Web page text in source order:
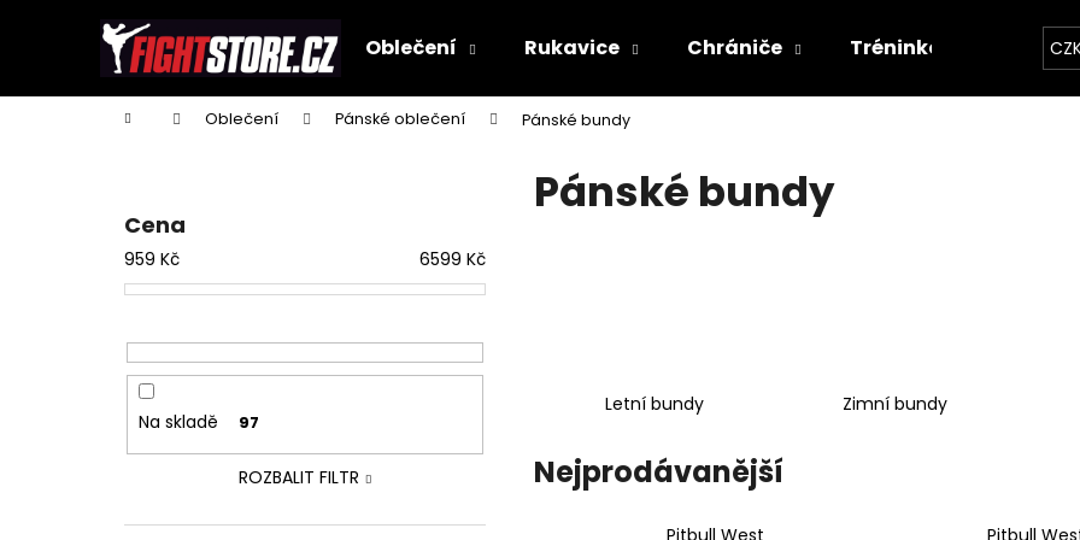
Oblečení Rukavice Chrániče Tréninkové vybavení
Domů Oblečení Pánské oblečení Pánské bundy
Cena
959 Kč 6599 Kč
Na skladě 97
ROZBALIT FILTR
Pánské bundy
Letní bundy Zimní bundy
Nejprodávanější
í
Zpět
do
Zpět
do
Co potřebujete najít?